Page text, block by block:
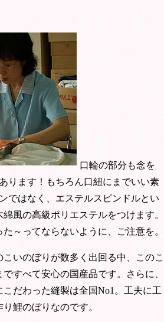
口輪の部分も念を
ります！もちろん口紐にまでいい素
ではなく、エステルスピンドルとい
風の高級ポリエステルをつけます。
～ってならないように、ご注意を。
いのぼりが数多く出回る中、このこ
すべて安心の国産品です。さらに、
だわった縫製は全国No1。工夫に工
鯉のぼりなのです。